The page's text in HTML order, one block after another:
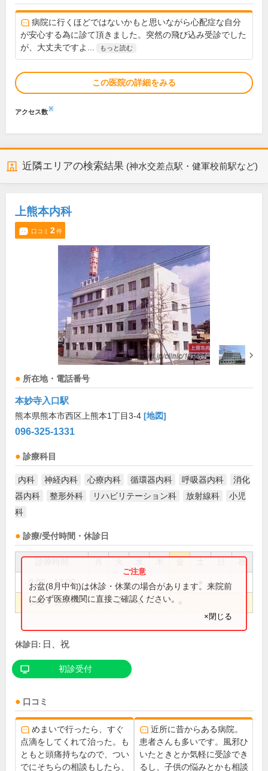
病院に行くほどではないかもと思いながら心配症な自分
が安心する為に診て頂きました。突然の飛び込み受診でした
が、大丈夫ですよ...
もっと読む
この医院の詳細をみる
アクセス数※
近隣エリアの検索結果 (神水交差点駅・健軍校前駅など)
上熊本内科
口コミ 2件
所在地・電話番号
本妙寺入口駅
熊本県熊本市西区上熊本1丁目3-4 [地図]
096-325-1331
診療科目
内科 神経内科 心療内科 循環器内科 呼吸器内科
消化
器内科
整形外科 リハビリテーション科 放射線科
小児
科
診療/受付時間・休診日
祝
9:00～13:00
9:00～18:00 ● ● ● ●
お盆(8月中旬)は休診・休業の場合があります。来院前
に必ず医療機関に直接ご確認ください。
×閉じる
休診日: 日、祝
初診受付
口コミ
めまいで行ったら、すぐ
点滴をしてくれて治った。も
ともと頭痛持ちなので、つい
でにそちらの相談もしたら、
近所に昔からある病院。
患者さんも多いです。風邪ひ
いたときとか気軽に受診でき
るし、子供の悩みとかも相談